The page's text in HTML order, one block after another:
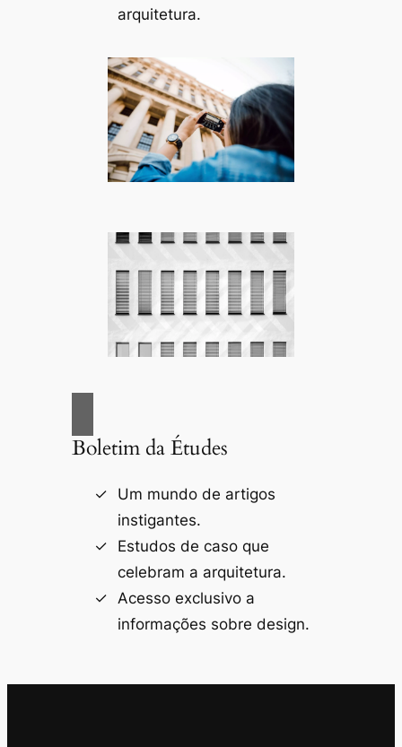
arquitetura.
Boletim da Études
Um mundo de artigos
instigantes.
Estudos de caso que
celebram a arquitetura.
Acesso exclusivo a
informações sobre design.